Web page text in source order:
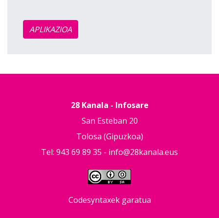
APLIKAZIOA
28 Kanala - Infosare
San Esteban 20
Tolosa (Gipuzkoa)
Tel: 943 69 89 35 - info@28kanala.eus
Codesyntaxek garatua